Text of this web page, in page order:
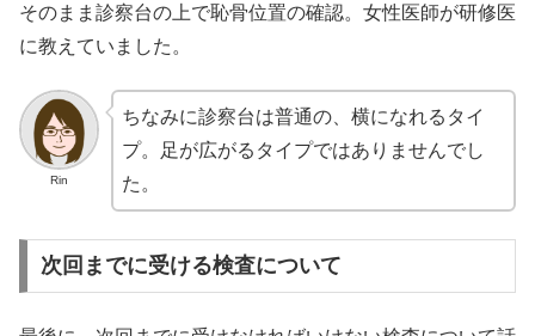
そのまま診察台の上で恥骨位置の確認。女性医師が研修医
に教えていました。
Rin
ちなみに診察台は普通の、横になれるタイ
プ。足が広がるタイプではありませんでし
た。
次回までに受ける検査について